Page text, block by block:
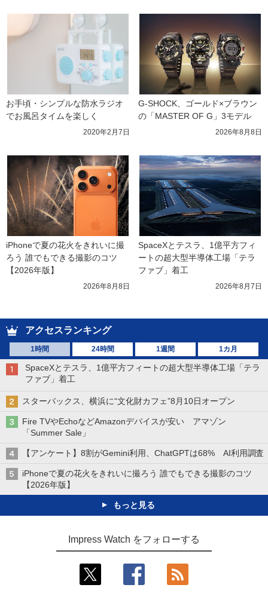
お手頃・シンプルな防水ラジオ
でお風呂タイムを楽しく
2020年2月7日
G-SHOCK、ゴールド×ブラウン
の「MASTER OF G」3モデル
2026年8月8日
iPhoneで夏の花火をきれいに撮
ろう 誰でもできる撮影のコツ
【2026年版】
2026年8月8日
SpaceXとテスラ、1億平方フィ
ートの超大型半導体工場「テラ
ファブ」着工
2026年8月7日
アクセスランキング
1時間 24時間 1週間 1カ月
SpaceXとテスラ、1億平方フィートの超大型半導体工場「テラ
ファブ」着工
スターバックス、横浜に“文化財カフェ”8月10日オープン
Fire TVやEchoなどAmazonデバイスが安い アマゾン
「Summer Sale」
【アンケート】8割がGemini利用、ChatGPTは68% AI利用調査
iPhoneで夏の花火をきれいに撮ろう 誰でもできる撮影のコツ
【2026年版】
もっと見る
Impress Watch をフォローする